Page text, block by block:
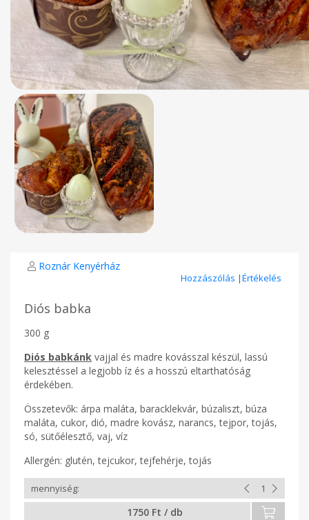
Roznár Kenyérház
Hozzászólás |Értékelés
Diós babka
300 g
Diós babkánk vajjal és madre kovásszal készül, lassú
kelesztéssel a legjobb íz és a hosszú eltarthatóság
érdekében.
Összetevők: árpa maláta, baracklekvár, búzaliszt, búza
maláta, cukor, dió, madre kovász, narancs, tejpor, tojás,
só, sütőélesztő, vaj, víz
Allergén: glutén, tejcukor, tejfehérje, tojás
1750 Ft / db